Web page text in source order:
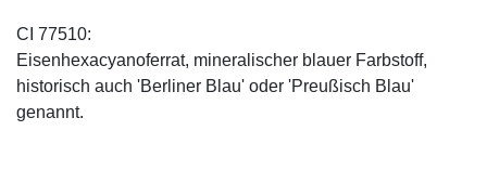
CI 77510:
Eisenhexacyanoferrat, mineralischer blauer Farbstoff,
historisch auch 'Berliner Blau' oder 'Preußisch Blau'
genannt.